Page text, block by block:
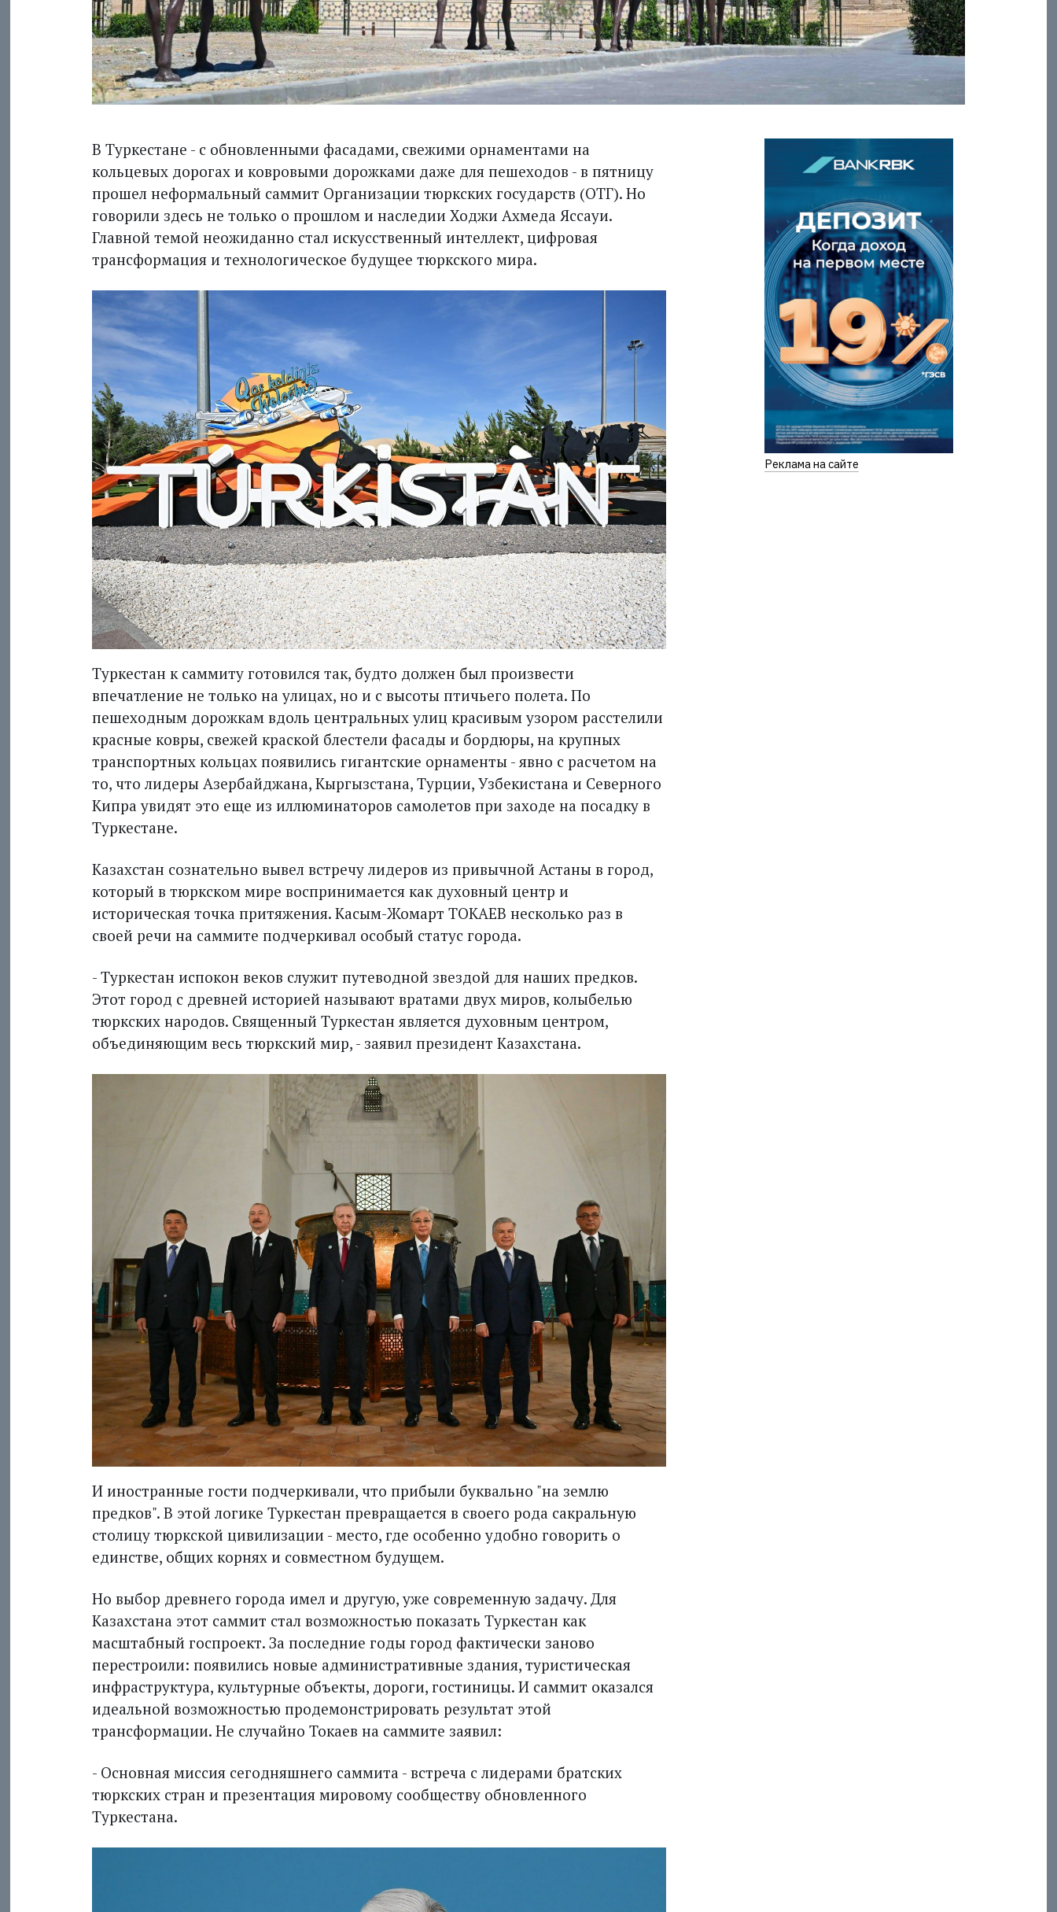
В Туркестане - с обновленными фасадами, свежими орнаментами на
кольцевых дорогах и ковровыми дорожками даже для пешеходов - в пятницу
прошел неформальный саммит Организации тюркских государств (ОТГ). Но
говорили здесь не только о прошлом и наследии Ходжи Ахмеда Яссауи.
Главной темой неожиданно стал искусственный интеллект, цифровая
трансформация и технологическое будущее тюркского мира.
Туркестан к саммиту готовился так, будто должен был произвести
впечатление не только на улицах, но и с высоты птичьего полета. По
пешеходным дорожкам вдоль центральных улиц красивым узором расстелили
красные ковры, свежей краской блестели фасады и бордюры, на крупных
транспортных кольцах появились гигантские орнаменты - явно с расчетом на
то, что лидеры Азербайджана, Кыргызстана, Турции, Узбекистана и Северного
Кипра увидят это еще из иллюминаторов самолетов при заходе на посадку в
Туркестане.
Казахстан сознательно вывел встречу лидеров из привычной Астаны в город,
который в тюркском мире воспринимается как духовный центр и
историческая точка притяжения. Касым-Жомарт ТОКАЕВ несколько раз в
своей речи на саммите подчеркивал особый статус города.
- Туркестан испокон веков служит путеводной звездой для наших предков.
Этот город с древней историей называют вратами двух миров, колыбелью
тюркских народов. Священный Туркестан является духовным центром,
объединяющим весь тюркский мир, - заявил президент Казахстана.
И иностранные гости подчеркивали, что прибыли буквально "на землю
предков". В этой логике Туркестан превращается в своего рода сакральную
столицу тюркской цивилизации - место, где особенно удобно говорить о
единстве, общих корнях и совместном будущем.
Но выбор древнего города имел и другую, уже современную задачу. Для
Казахстана этот саммит стал возможностью показать Туркестан как
масштабный госпроект. За последние годы город фактически заново
перестроили: появились новые административные здания, туристическая
инфраструктура, культурные объекты, дороги, гостиницы. И саммит оказался
идеальной возможностью продемонстрировать результат этой
трансформации. Не случайно Токаев на саммите заявил:
- Основная миссия сегодняшнего саммита - встреча с лидерами братских
тюркских стран и презентация мировому сообществу обновленного
Туркестана.
Реклама на сайте